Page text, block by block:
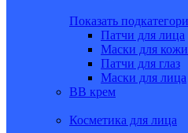
Показать
Патчи для лица
Маски для
Патчи для глаз
Маски для лица
BB крем
Косметика для лица